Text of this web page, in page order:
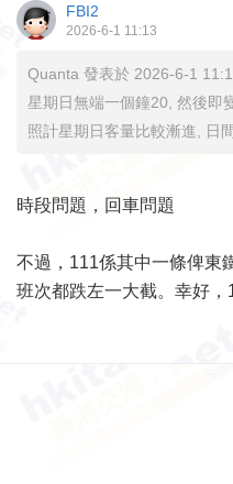
FBI2
2026-6-1 11:13
Quanta 發表於 2026-6-1
星期日無端一個鐘20, 然後即
照計星期日客量比較漸進, 日
時段問題，回車問題
不過，111係其中一條俾東
班次都跌左一大截。幸好，